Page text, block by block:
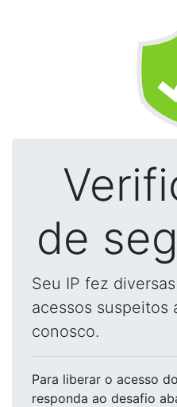
de
Seu IP fez
acessos suspeitos
conosco.
Para liberar o acesso
responda ao desafio